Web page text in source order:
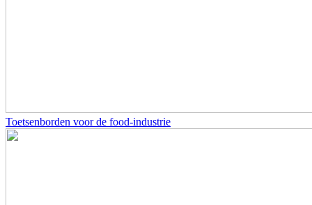
Toetsenborden voor de food-industrie